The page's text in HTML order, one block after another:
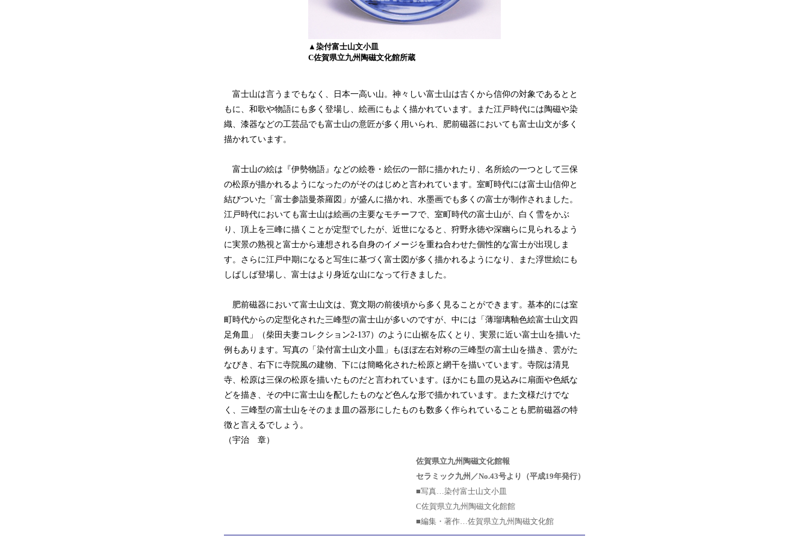
▲染付富士山文小皿
C佐賀県立九州陶磁文化館所蔵
富士山は言うまでもなく、日本一高い山。神々しい富士山は古くから信仰の対象であるとと
もに、和歌や物語にも多く登場し、絵画にもよく描かれています。また江戸時代には陶磁や染
織、漆器などの工芸品でも富士山の意匠が多く用いられ、肥前磁器においても富士山文が多く
描かれています。
富士山の絵は『伊勢物語』などの絵巻・絵伝の一部に描かれたり、名所絵の一つとして三保
の松原が描かれるようになったのがそのはじめと言われています。室町時代には富士山信仰と
結びついた「富士参詣曼荼羅図」が盛んに描かれ、水墨画でも多くの富士が制作されました。
江戸時代においても富士山は絵画の主要なモチーフで、室町時代の富士山が、白く雪をかぶ
り、頂上を三峰に描くことが定型でしたが、近世になると、狩野永徳や深幽らに見られるよう
に実景の熟視と富士から連想される自身のイメージを重ね合わせた個性的な富士が出現しま
す。さらに江戸中期になると写生に基づく富士図が多く描かれるようになり、また浮世絵にも
しばしば登場し、富士はより身近な山になって行きました。
肥前磁器において富士山文は、寛文期の前後頃から多く見ることができます。基本的には室
町時代からの定型化された三峰型の富士山が多いのですが、中には「薄瑠璃釉色絵富士山文四
足角皿」（柴田夫妻コレクション2-137）のように山裾を広くとり、実景に近い富士山を描いた
例もあります。写真の「染付富士山文小皿」もほぼ左右対称の三峰型の富士山を描き、雲がた
なびき、右下に寺院風の建物、下には簡略化された松原と網干を描いています。寺院は清見
寺、松原は三保の松原を描いたものだと言われています。ほかにも皿の見込みに扇面や色紙な
どを描き、その中に富士山を配したものなど色んな形で描かれています。また文様だけでな
く、三峰型の富士山をそのまま皿の器形にしたものも数多く作られていることも肥前磁器の特
徴と言えるでしょう。
（宇治 章）
佐賀県立九州陶磁文化館報
セラミック九州／No.43号より（平成19年発行）
■写真…染付富士山文小皿
C佐賀県立九州陶磁文化館館
■編集・著作…佐賀県立九州陶磁文化館